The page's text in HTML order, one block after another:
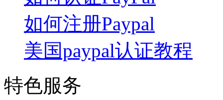
如何注册Paypal
美国paypal认证教程
特色服务